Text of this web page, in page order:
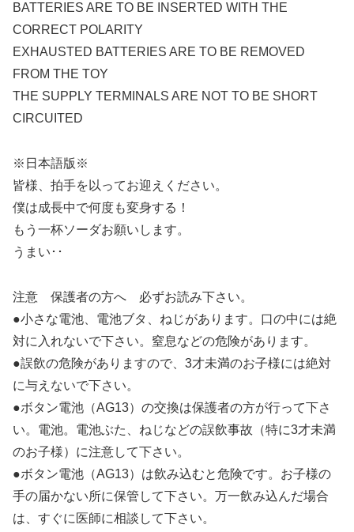
BATTERIES ARE TO BE INSERTED WITH THE
CORRECT POLARITY
EXHAUSTED BATTERIES ARE TO BE REMOVED
FROM THE TOY
THE SUPPLY TERMINALS ARE NOT TO BE SHORT
CIRCUITED
※日本語版※
皆様、拍手を以ってお迎えください。
僕は成長中で何度も変身する！
もう一杯ソーダお願いします。
うまい･･
注意 保護者の方へ 必ずお読み下さい。
●小さな電池、電池ブタ、ねじがあります。口の中には絶
対に入れないで下さい。窒息などの危険があります。
●誤飲の危険がありますので、3才未満のお子様には絶対
に与えないで下さい。
●ボタン電池（AG13）の交換は保護者の方が行って下さ
い。電池。電池ぶた、ねじなどの誤飲事故（特に3才未満
のお子様）に注意して下さい。
●ボタン電池（AG13）は飲み込むと危険です。お子様の
手の届かない所に保管して下さい。万一飲み込んだ場合
は、すぐに医師に相談して下さい。